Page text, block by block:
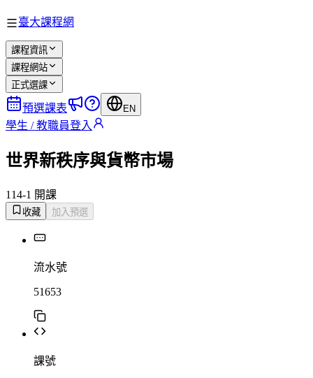
臺大課程網
課程資訊
課程網站
正式選課
預選課表 EN
學生 / 教職員登入
世界新秩序與貨幣市場
114-1 開課
收藏 加入預選
流水號
51653
課號